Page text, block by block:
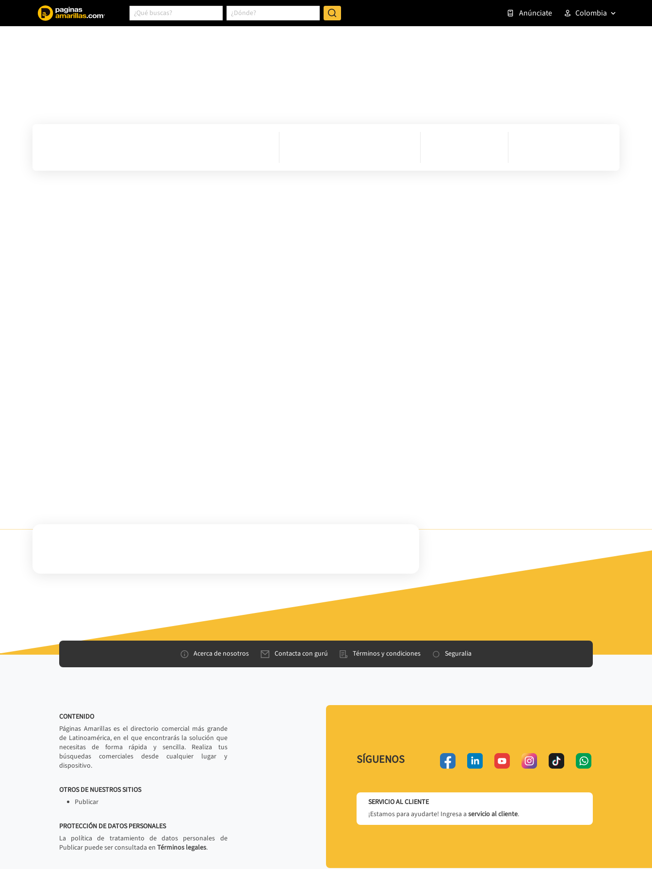
Anúnciate Colombia
Acerca de nosotros Contacta con gurú Términos y condiciones Seguralia
CONTENIDO
Páginas Amarillas es el directorio comercial más grande
de Latinoamérica, en el que encontrarás la solución que
necesitas de forma rápida y sencilla. Realiza tus
búsquedas comerciales desde cualquier lugar y
dispositivo.
OTROS DE NUESTROS SITIOS
Publicar
PROTECCIÓN DE DATOS PERSONALES
La política de tratamiento de datos personales de
Publicar puede ser consultada en Términos legales.
SÍGUENOS
SERVICIO AL CLIENTE
¡Estamos para ayudarte! Ingresa a servicio al cliente.